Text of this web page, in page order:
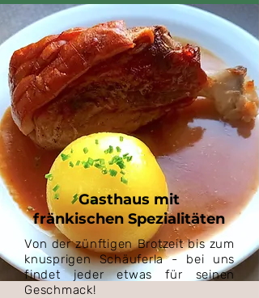
Gasthaus mit
fränkischen Spezialitäten
Von der zünftigen Brotzeit bis zum
knusprigen Schäuferla - bei uns
findet jeder etwas für seinen
Geschmack!